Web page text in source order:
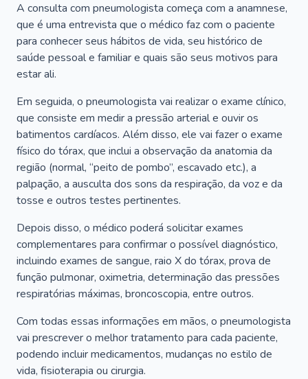
A consulta com pneumologista começa com a anamnese,
que é uma entrevista que o médico faz com o paciente
para conhecer seus hábitos de vida, seu histórico de
saúde pessoal e familiar e quais são seus motivos para
estar ali.
Em seguida, o pneumologista vai realizar o exame clínico,
que consiste em medir a pressão arterial e ouvir os
batimentos cardíacos. Além disso, ele vai fazer o exame
físico do tórax, que inclui a observação da anatomia da
região (normal, “peito de pombo”, escavado etc.), a
palpação, a ausculta dos sons da respiração, da voz e da
tosse e outros testes pertinentes.
Depois disso, o médico poderá solicitar exames
complementares para confirmar o possível diagnóstico,
incluindo exames de sangue, raio X do tórax, prova de
função pulmonar, oximetria, determinação das pressões
respiratórias máximas, broncoscopia, entre outros.
Com todas essas informações em mãos, o pneumologista
vai prescrever o melhor tratamento para cada paciente,
podendo incluir medicamentos, mudanças no estilo de
vida, fisioterapia ou cirurgia.